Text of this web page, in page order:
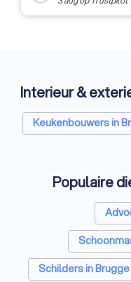
Interieur &
Keukenbouwers in
Populaire
Schilders in Brugge